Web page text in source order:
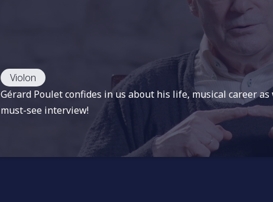
Violon
Gérard Poulet confides in us about his life, musical career
must-see interview!